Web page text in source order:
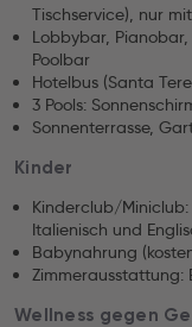
Tischservice), nur
Lobbybar,
Poolbar
Hotelbus (Santa
3 Pools:
Sonnenterrasse,
Kinder
Kinderclub/Miniclub:
Italienisch und
Babynahrung
Wellness gegen